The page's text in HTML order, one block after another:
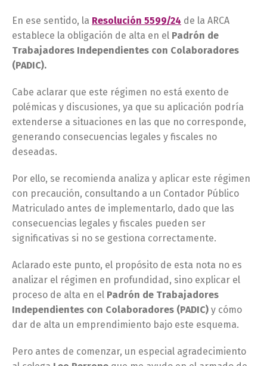
En ese sentido, la Resolución 5599/24 de la ARCA
establece la obligación de alta en el Padrón de
Trabajadores Independientes con Colaboradores
(PADIC).
Cabe aclarar que este régimen no está exento de
polémicas y discusiones, ya que su aplicación podría
extenderse a situaciones en las que no corresponde,
generando consecuencias legales y fiscales no
deseadas.
Por ello, se recomienda analiza y aplicar este régimen
con precaución, consultando a un Contador Público
Matriculado antes de implementarlo, dado que las
consecuencias legales y fiscales pueden ser
significativas si no se gestiona correctamente.
Aclarado este punto, el propósito de esta nota no es
analizar el régimen en profundidad, sino explicar el
proceso de alta en el Padrón de Trabajadores
Independientes con Colaboradores (PADIC) y cómo
dar de alta un emprendimiento bajo este esquema.
Pero antes de comenzar, un especial agradecimiento